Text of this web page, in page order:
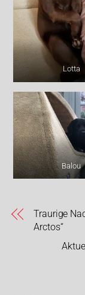
Lotta
Balou
Traurige
Arctos“